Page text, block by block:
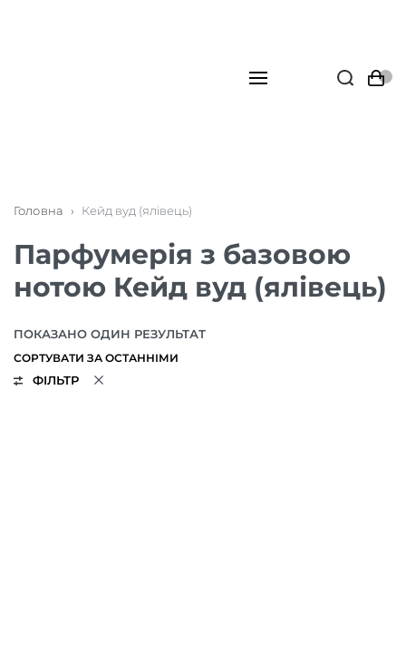
Головна › Кейд вуд (ялівець)
Парфумерія з базовою
нотою Кейд вуд (ялівець)
ПОКАЗАНО ОДИН РЕЗУЛЬТАТ
ФІЛЬТР